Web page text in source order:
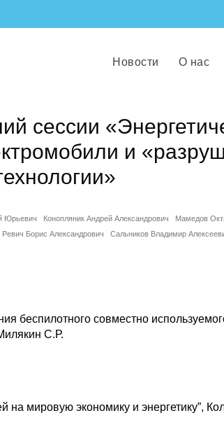
Новости О нас
сессии
и
Юрьевич Конопляник Андрей Александрович Мамедов
Ревич Борис Александрович Сальников Владимир
беспилотного совместно
С.Р.
на мировую экономику и энергетику”,